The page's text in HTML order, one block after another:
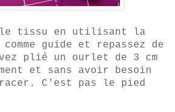
tissu en utilisant la
guide et repassez de
plié un ourlet de 3 cm
et sans avoir besoin
C'est pas le pied